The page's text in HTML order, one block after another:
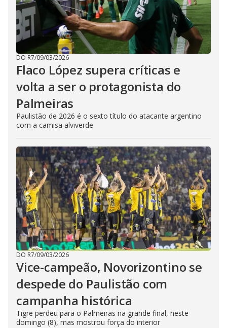
DO R7/09/03/2026
Flaco López supera críticas e
volta a ser o protagonista do
Palmeiras
Paulistão de 2026 é o sexto título do atacante argentino
com a camisa alviverde
DO R7/09/03/2026
Vice-campeão, Novorizontino se
despede do Paulistão com
campanha histórica
Tigre perdeu para o Palmeiras na grande final, neste
domingo (8), mas mostrou força do interior